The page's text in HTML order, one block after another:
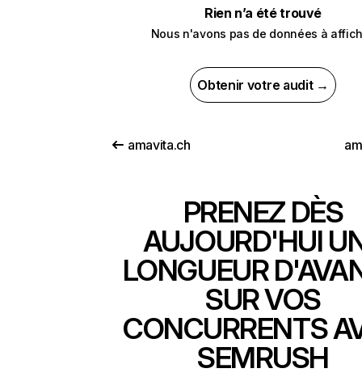
Rien n’a été trouvé
Nous n'avons pas de données à
Obtenir votre audit →
amavita.ch
PRENEZ DÈS
AUJOURD'HUI
LONGUEUR
SUR VOS
CONCURRENTS
SEMRUSH